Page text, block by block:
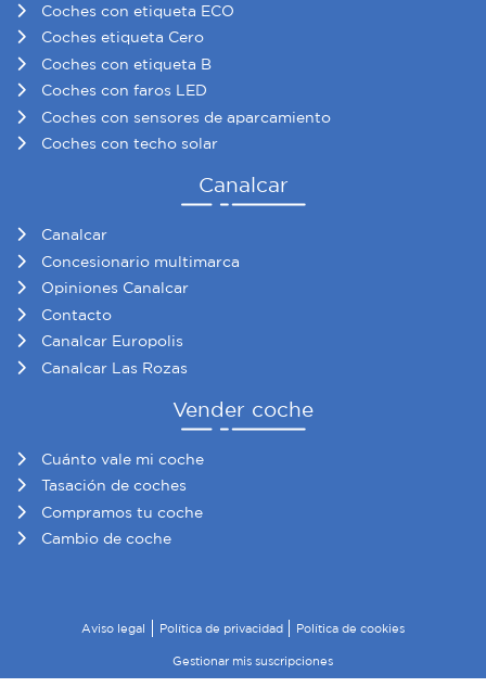
Coches con etiqueta ECO
Coches etiqueta Cero
Coches con etiqueta B
Coches con faros LED
Coches con sensores de aparcamiento
Coches con techo solar
Canalcar
Canalcar
Concesionario multimarca
Opiniones Canalcar
Contacto
Canalcar Europolis
Canalcar Las Rozas
Vender coche
Cuánto vale mi coche
Tasación de coches
Compramos tu coche
Cambio de coche
Aviso legal Política de privacidad Política de cookies
Gestionar mis suscripciones